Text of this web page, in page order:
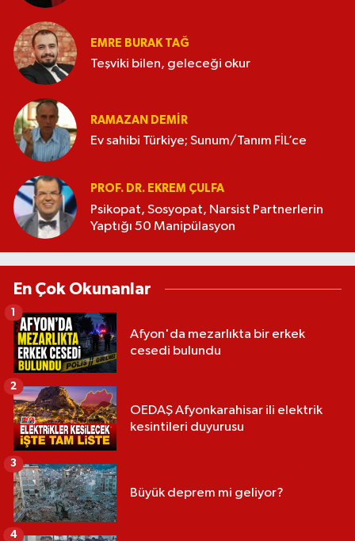
EMRE BURAK TAĞ
Teşviki bilen, geleceği okur
RAMAZAN DEMİR
Ev sahibi Türkiye; Sunum/Tanım FİL’ce
PROF. DR. EKREM ÇULFA
Psikopat, Sosyopat, Narsist Partnerlerin
Yaptığı 50 Manipülasyon
En Çok Okunanlar
Afyon'da mezarlıkta bir erkek
cesedi bulundu
1
OEDAŞ Afyonkarahisar ili elektrik
kesintileri duyurusu
2
Büyük deprem mi geliyor?
3
4